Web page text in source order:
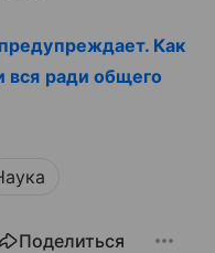
Как
вся ради общего
Поделиться